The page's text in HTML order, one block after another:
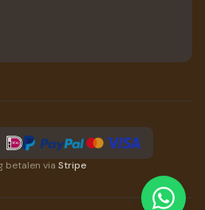
betalen via Stripe